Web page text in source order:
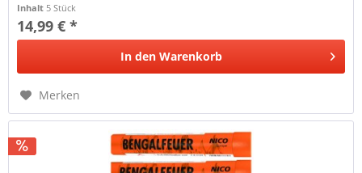
Inhalt 5 Stück
14,99 € *
In den Warenkorb
Merken